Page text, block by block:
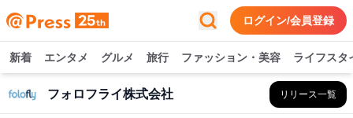
ログイン/会員登録
新着 エンタメ グルメ 旅行 ファッション・美容 ライフスタ
フォロフライ株式会社 リリース一覧